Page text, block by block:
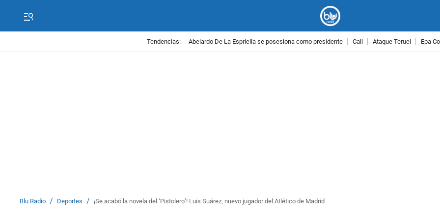
Tendencias: Abelardo De La Espriella se posesiona como presidente Cali Ataque Teruel Epa
Blu Radio / Deportes / ¡Se acabó la novela del ‘Pistolero’! Luis Suárez, nuevo jugador del Atlético de Madrid